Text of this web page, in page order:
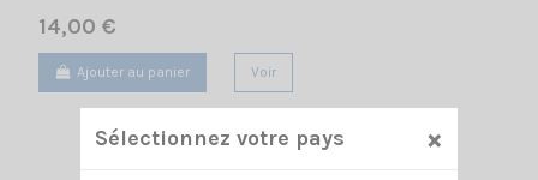
14,00 €
Ajouter au panier Voir
Sélectionnez votre pays ×